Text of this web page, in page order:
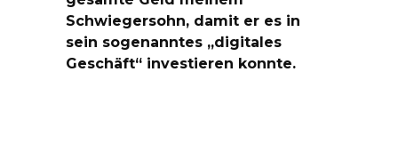
Schwiegersohn, damit er es in
sein sogenanntes „digitales
Geschäft“ investieren konnte.